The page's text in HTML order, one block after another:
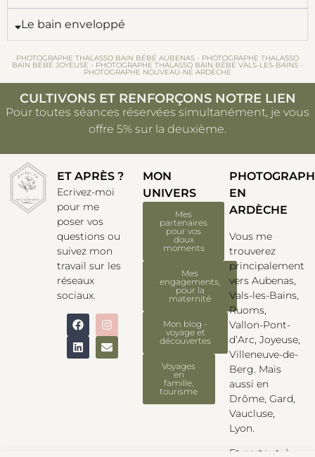
Le bain enveloppé
PHOTOGRAPHE THALASSO BAIN BÉBÉ AUBENAS - PHOTOGRAPHE THALASSO
BAIN BÉBÉ JOYEUSE - PHOTOGRAPHE THALASSO BAIN BÉBÉ VALS-LES-BAINS -
PHOTOGRAPHE NOUVEAU-NÉ ARDÈCHE
Pour toutes séances réservées simultanément, je vous
offre 5% sur la deuxième.
CULTIVONS ET RENFORÇONS NOTRE LIEN
ET APRÈS ?
Ecrivez-moi
pour me
poser vos
questions ou
suivez mon
travail sur les
réseaux
sociaux.
MON
UNIVERS
Mes
partenaires
pour vos
doux
moments
Mes
engagements,
pour la
maternité
Mon blog -
voyage et
découvertes
Voyages
en
famille,
tourisme
EN
ARDÈCHE
Vous me
trouverez
principalement
vers Aubenas,
Vals-les-Bains,
Ruoms,
Vallon-Pont-
d’Arc, Joyeuse,
Villeneuve-de-
Berg. Mais
aussi en
Drôme, Gard,
Vaucluse,
Lyon.
Et partout, à